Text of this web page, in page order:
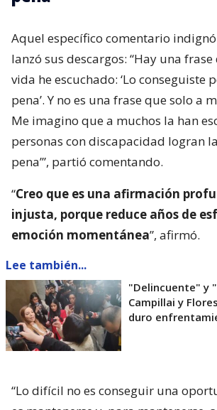
Aquel específico comentario
lanzó sus descargos: “Hay una
vida he escuchado: ‘Lo conseguiste
pena’. Y no es una frase que solo a
Me imagino que a muchos la han
personas con discapacidad logran
pena’”, partió comentando.
“Creo que es una afirmación
injusta, porque reduce años de
emoción momentánea”, afirmó.
Lee también...
"Delincuente" y
Campillai y
duro
“Lo difícil no es conseguir una